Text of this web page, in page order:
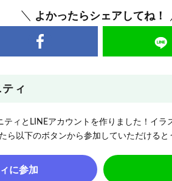
よかったらシェアしてね！
ィ
ィとLINEアカウントを作りました！イ
ら以下のボタンから参加していただけると
に参加